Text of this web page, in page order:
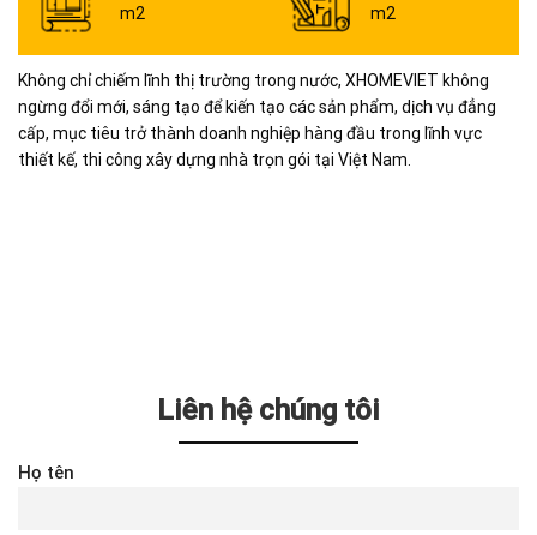
m2 m2
Không chỉ chiếm lĩnh thị trường trong nước, XHOMEVIET không
ngừng đổi mới, sáng tạo để kiến tạo các sản phẩm, dịch vụ đẳng
cấp, mục tiêu trở thành doanh nghiệp hàng đầu trong lĩnh vực
thiết kế, thi công xây dựng nhà trọn gói tại Việt Nam.
Liên hệ chúng tôi
Họ tên